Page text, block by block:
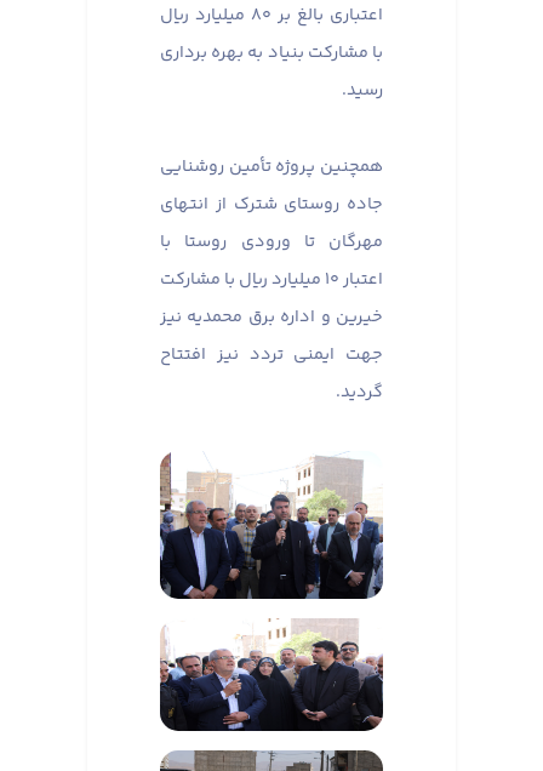
اعتباری بالغ بر ۸۰ میلیارد ریال
با مشارکت بنیاد به بهره برداری
رسید.
همچنین پروژه تأمین روشنایی
جاده روستای شترک از انتهای
مهرگان تا ورودی روستا با
اعتبار ۱۰ میلیارد ریال با مشارکت
خیرین و اداره برق محمدیه نیز
جهت ایمنی تردد نیز افتتاح
گردید.